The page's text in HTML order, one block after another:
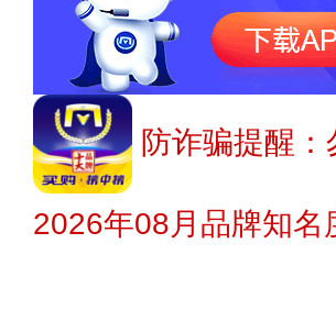
防诈骗提醒
2026年08月品牌知名